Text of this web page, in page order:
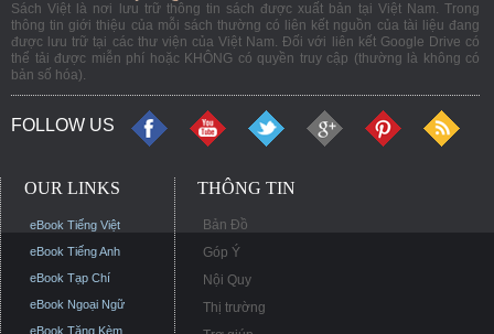
Sách Việt là nơi lưu trữ thông tin sách được xuất bản tại Việt Nam. Trong
thông tin giới thiệu của mỗi sách thường có liên kết nguồn của tài liệu đang
được lưu trữ tại các thư viện của Việt Nam. Đối với liên kết Google Drive có
thể tải được miễn phí hoặc KHÔNG có quyền truy cập (thường là không có
bản số hóa).
FOLLOW US
OUR LINKS
eBook Tiếng Việt
eBook Tiếng Anh
eBook Tạp Chí
eBook Ngoại Ngữ
eBook Tặng Kèm
THÔNG TIN
Bản Đồ
Góp Ý
Nội Quy
Thị trường